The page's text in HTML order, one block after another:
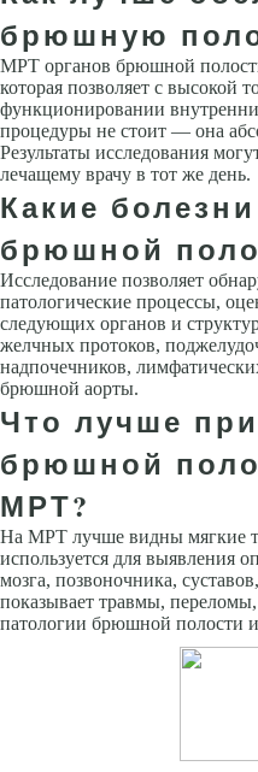
брюшную
МРТ органов брюшной
которая позволяет с высокой
функционировании
процедуры не стоит — она
Результаты исследования
лечащему врачу в тот же день.
Какие
брюшной
Исследование позволяет
патологические процессы,
следующих органов и
желчных протоков,
надпочечников,
брюшной аорты.
Что лучше
брюшной
МРТ?
На МРТ лучше видны мягкие
используется для выявления
мозга, позвоночника,
показывает травмы,
патологии брюшной полости